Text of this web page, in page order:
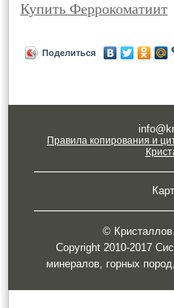
Купить Феррокоматиит
Поделиться
Правила копирования и
©
Copyright 2010-2017
минералов, горных